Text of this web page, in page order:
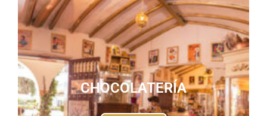
CHOCOLATERÍA